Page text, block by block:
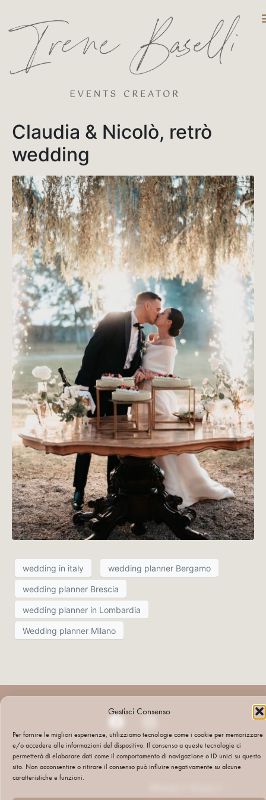
Gestisci Consenso
Per fornire le migliori esperienze, utilizziamo tecnologie come i cookie per memorizzare
e/o accedere alle informazioni del dispositivo. Il consenso a queste tecnologie ci
permetterà di elaborare dati come il comportamento di navigazione o ID unici su questo
sito. Non acconsentire o ritirare il consenso può influire negativamente su alcune
caratteristiche e funzioni.
Claudia & Nicolò, retrò
wedding
wedding in italy wedding planner Bergamo
wedding planner Brescia
wedding planner in Lombardia
Wedding planner Milano
PARTITA IVA:
01731820195